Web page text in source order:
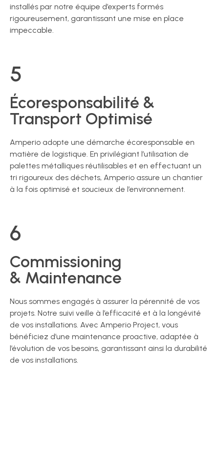
installés par notre équipe d’experts formés
rigoureusement, garantissant une mise en place
impeccable.
5
Écoresponsabilité &
Transport Optimisé
Amperio adopte une démarche écoresponsable en
matière de logistique. En privilégiant l’utilisation de
palettes métalliques réutilisables et en effectuant un
tri rigoureux des déchets, Amperio assure un chantier
à la fois optimisé et soucieux de l’environnement.
6
Commissioning
& Maintenance
Nous sommes engagés à assurer la pérennité de vos
projets. Notre suivi veille à l’efficacité et à la longévité
de vos installations. Avec Amperio Project, vous
bénéficiez d’une maintenance proactive, adaptée à
l’évolution de vos besoins, garantissant ainsi la durabilité
de vos installations.